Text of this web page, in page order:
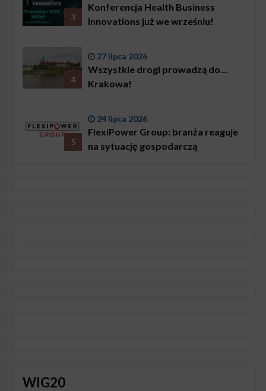
3
Konferencja Health Business
Innovations już we wrześniu!
4
27 lipca 2026
Wszystkie drogi prowadzą do…
Krakowa!
5
24 lipca 2026
FlexiPower Group: branża reaguje
na sytuację gospodarczą
WIG20